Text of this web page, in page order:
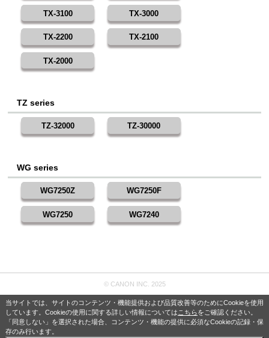
当サイトでは、サイトのコンテンツ・機能提供および品質改善等のためにCookieを使用
しています。Cookieの使用に関する詳しい情報については こちらをご確認ください。
「同意しない」を選択された場合、コンテンツ・機能の提供に必須なCookieの記録・保
存のみ行います。
TX-3100 TX-3000
TX-2200 TX-2100
TX-2000
TZ series
TZ-32000 TZ-30000
WG series
WG7250Z WG7250F
WG7250 WG7240
© CANON INC. 2025